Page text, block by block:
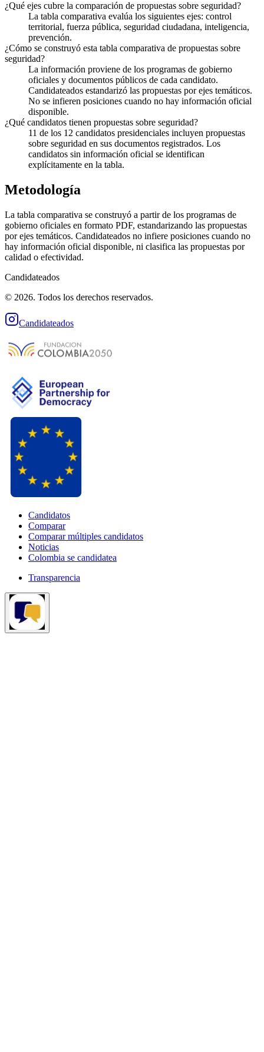
¿Qué ejes cubre la comparación de propuestas sobre seguridad?
La tabla comparativa evalúa los siguientes ejes: control
territorial, fuerza pública, seguridad ciudadana, inteligencia,
prevención.
¿Cómo se construyó esta tabla comparativa de propuestas sobre
seguridad?
La información proviene de los programas de gobierno
oficiales y documentos públicos de cada candidato.
Candidateados estandarizó las propuestas por ejes temáticos.
No se infieren posiciones cuando no hay información oficial
disponible.
¿Qué candidatos tienen propuestas sobre seguridad?
11 de los 12 candidatos presidenciales incluyen propuestas
sobre seguridad en sus documentos registrados. Los
candidatos sin información oficial se identifican
explícitamente en la tabla.
Metodología
La tabla comparativa se construyó a partir de los programas de
gobierno oficiales en formato PDF, estandarizando las propuestas
por ejes temáticos. Candidateados no infiere posiciones cuando no
hay información oficial disponible, ni clasifica las propuestas por
calidad o efectividad.
Candidateados
© 2026. Todos los derechos reservados.
Candidateados
Candidatos
Comparar
Comparar múltiples candidatos
Noticias
Colombia se candidatea
Transparencia